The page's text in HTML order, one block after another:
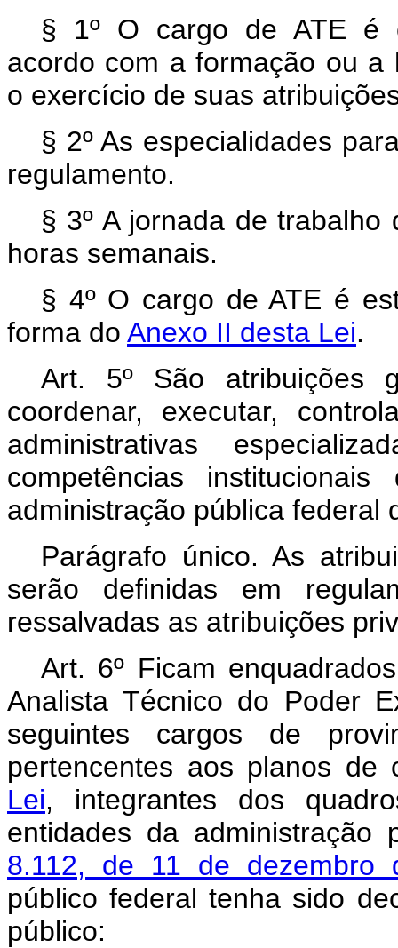
§ 1º O cargo de ATE é
acordo com a formação ou a
o exercício de suas
§ 2º As especialidades
regulamento.
§ 3º A jornada de
horas semanais.
§ 4º O cargo de ATE é
forma do Anexo II desta Lei.
Art. 5º São atribuições
coordenar, executar,
administrativas
competências
administração pública federal
Parágrafo único. As
serão definidas em
ressalvadas as atribuições
Art. 6º Ficam
Analista Técnico do Poder
seguintes cargos de
pertencentes aos planos
Lei, integrantes dos
entidades da
8.112, de 11 de dezembro
público federal tenha sido
público: